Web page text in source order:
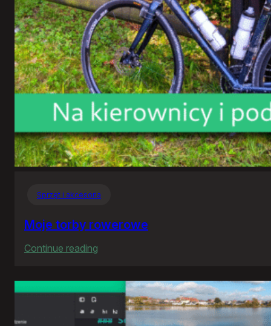
Sprzęt i akcesoria
Moje torby rowerowe
Continue reading
torby
rowerowe